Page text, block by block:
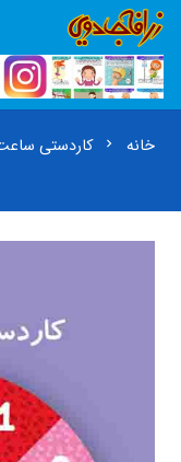
خانه chevron_right کاردستی